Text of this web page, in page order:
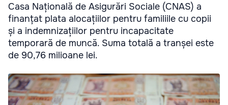
Casa Națională de Asigurări Sociale (CNAS) a
finanțat plata alocațiilor pentru familiile cu copii
și a indemnizațiilor pentru incapacitate
temporară de muncă. Suma totală a tranșei este
de 90,76 milioane lei.